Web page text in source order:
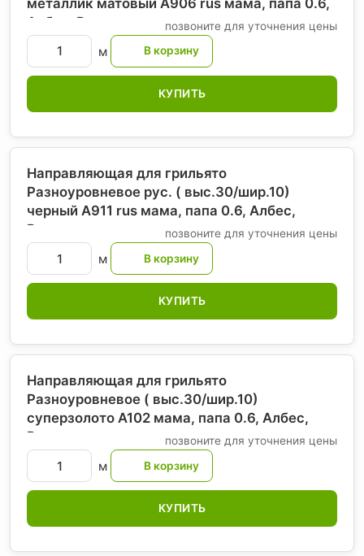
Албес
, Россия позвоните для уточнения цены
м
КУПИТЬ
Направляющая для грильято
Разноуровневое рус. ( выс.30/шир.10)
черный А911 rus мама, папа 0.6, Албес,
Россия
позвоните для уточнения цены
м
КУПИТЬ
Направляющая для грильято
Разноуровневое ( выс.30/шир.10)
суперзолото А102 мама, папа 0.6, Албес,
Россия
позвоните для уточнения цены
м
КУПИТЬ